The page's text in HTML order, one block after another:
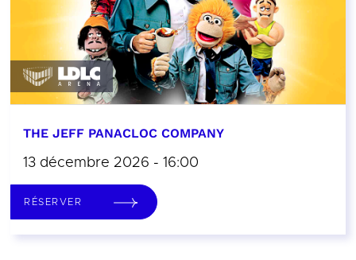
THE JEFF PANACLOC COMPANY
13 décembre 2026 - 16:00
RÉSERVER